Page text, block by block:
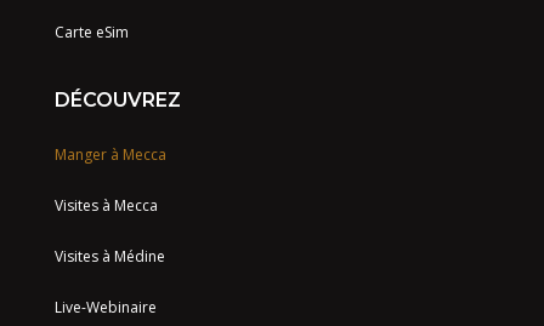
Carte eSim
DÉCOUVREZ
Manger à Mecca
Visites à Mecca
Visites à Médine
Live-Webinaire